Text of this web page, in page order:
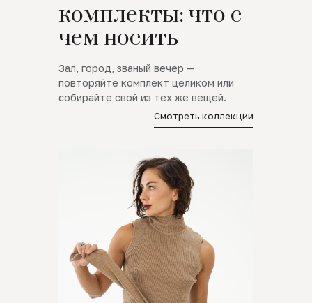
комплекты: что с
чем носить
Зал, город, званый вечер —
повторяйте комплект целиком или
собирайте свой из тех же вещей.
Смотреть коллекции